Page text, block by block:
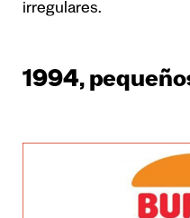
irregulares.
1994,